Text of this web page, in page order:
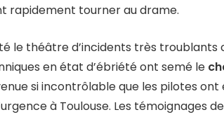
rapidement tourner au drame.
le théâtre d’incidents très
en état d’ébriété ont semé le
si incontrôlable que les pilotes
à Toulouse. Les témoignages